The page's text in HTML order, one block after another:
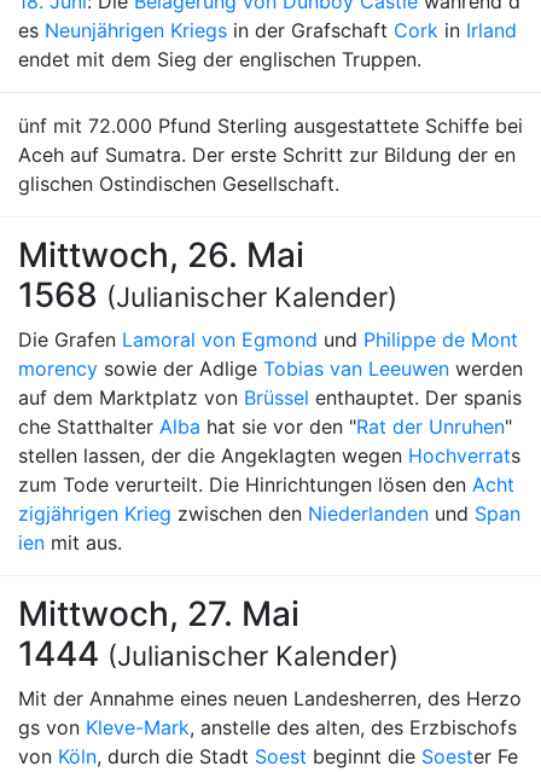
es Neunjährigen Kriegs in der Grafschaft Cork in Irland
endet mit dem Sieg der englischen Truppen.
ünf mit 72.000 Pfund Sterling ausgestattete Schiffe bei
Aceh auf Sumatra. Der erste Schritt zur Bildung der en
glischen Ostindischen Gesellschaft.
Mittwoch, 26. Mai
1568 (Julianischer Kalender)
Die Grafen Lamoral von Egmond und Philippe de Mont
morency sowie der Adlige Tobias van Leeuwen werden
auf dem Marktplatz von Brüssel enthauptet. Der spanis
che Statthalter Alba hat sie vor den "Rat der Unruhen"
stellen lassen, der die Angeklagten wegen Hochverrats
zum Tode verurteilt. Die Hinrichtungen lösen den Acht
zigjährigen Krieg zwischen den Niederlanden und Span
ien mit aus.
Mittwoch, 27. Mai
1444 (Julianischer Kalender)
Mit der Annahme eines neuen Landesherren, des Herzo
gs von Kleve-Mark, anstelle des alten, des Erzbischofs
von Köln, durch die Stadt Soest beginnt die Soester Fe